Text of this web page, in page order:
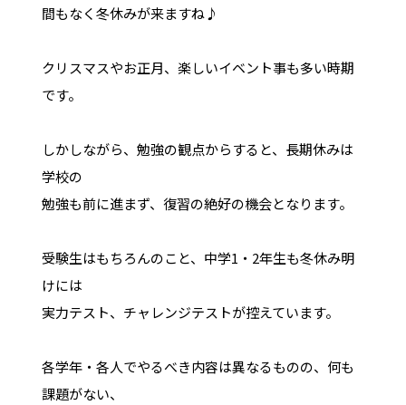
間もなく冬休みが来ますね♪
クリスマスやお正月、楽しいイベント事も多い時期
です。
しかしながら、勉強の観点からすると、長期休みは
学校の
勉強も前に進まず、復習の絶好の機会となります。
受験生はもちろんのこと、中学1・2年生も冬休み明
けには
実力テスト、チャレンジテストが控えています。
各学年・各人でやるべき内容は異なるものの、何も
課題がない、